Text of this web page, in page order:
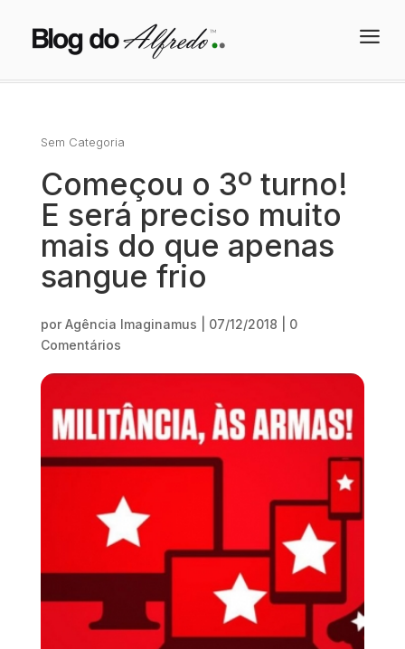
a
Sem Categoria
Começou o 3º turno!
E será preciso muito
mais do que apenas
sangue frio
por Agência Imaginamus 07/12/2018
0
Comentários